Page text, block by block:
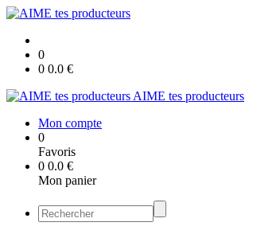
0
0 0.0 €
AIME tes producteurs
Mon compte
0
Favoris
0 0.0 €
Mon panier